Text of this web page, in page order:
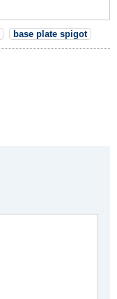
base plate spigot